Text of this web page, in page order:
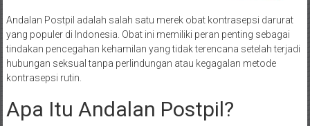
Andalan Postpil adalah salah satu merek obat kontrasepsi darurat
yang populer di Indonesia. Obat ini memiliki peran penting sebagai
tindakan pencegahan kehamilan yang tidak terencana setelah terjadi
hubungan seksual tanpa perlindungan atau kegagalan metode
kontrasepsi rutin.
Apa Itu Andalan Postpil?